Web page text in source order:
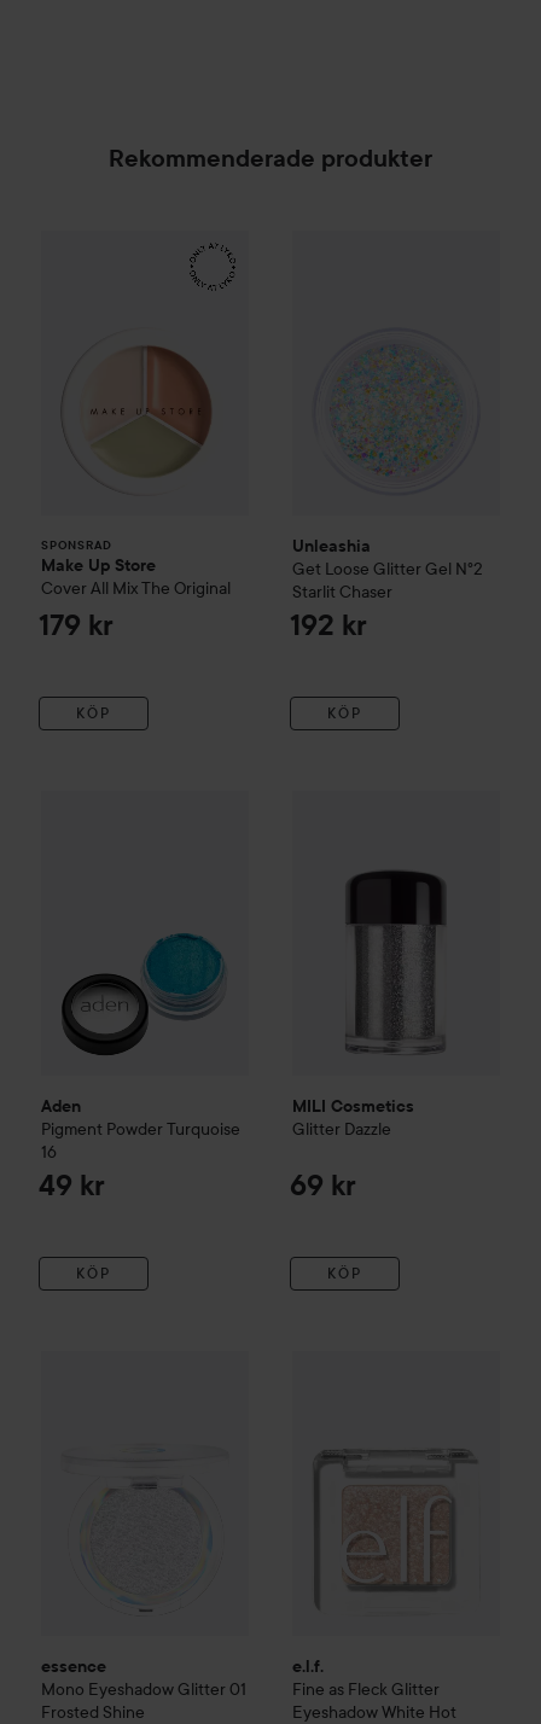
Rekommenderade produkter
SPONSRAD
Make Up Store
Cover All MixThe Original
179 kr
KÖP
Make Up Store
Unleashia
Get Loose Glitter Gel N°2
Starlit Chaser
192 kr
KÖP
Aden
Pigment Powder Turquoise
16
49 kr
KÖP
MILI Cosmetics
Glitter Dazzle
69 kr
KÖP
essence
Mono Eyeshadow Glitter 01
Frosted Shine
e.l.f.
Fine as Fleck Glitter
EyeshadowWhite Hot